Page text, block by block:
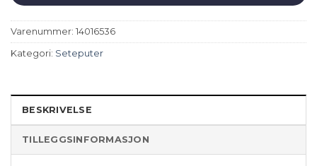
Varenummer: 14016536
Kategori: Seteputer
BESKRIVELSE
TILLEGGSINFORMASJON